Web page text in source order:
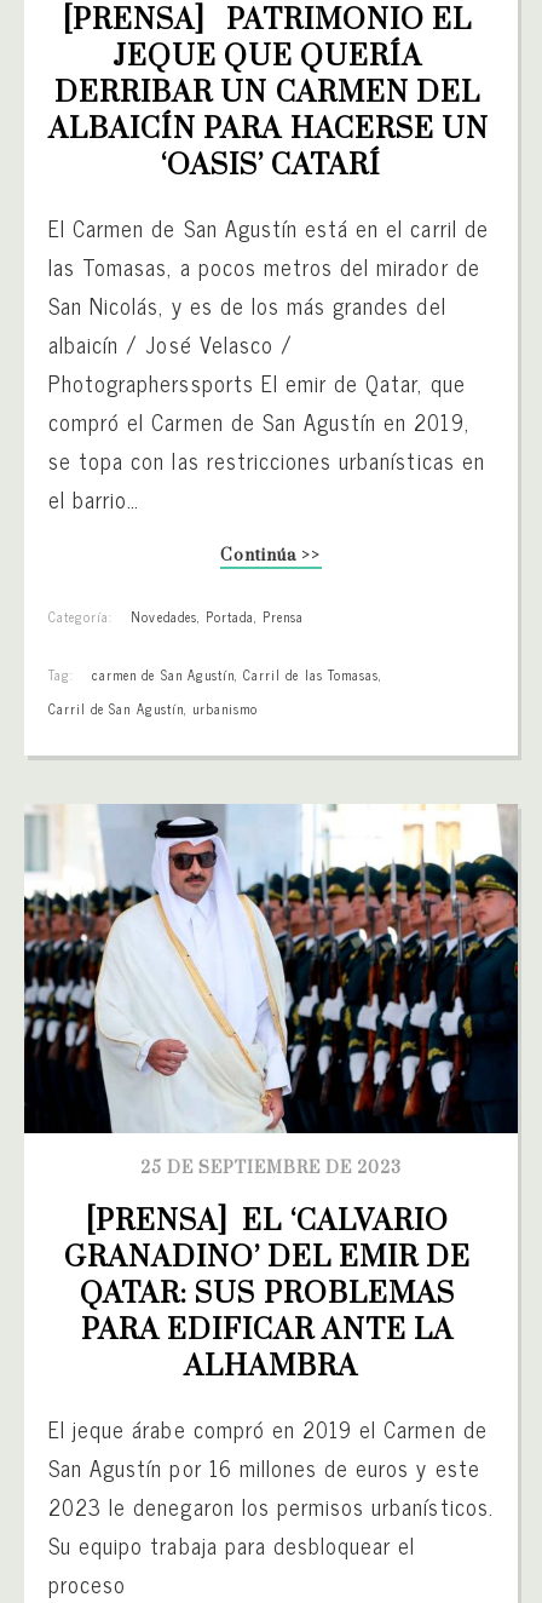
[PRENSA]   PATRIMONIO EL
JEQUE QUE QUERÍA
DERRIBAR UN CARMEN DEL
ALBAICÍN PARA HACERSE UN
‘OASIS’ CATARÍ
El Carmen de San Agustín está en el carril de
las Tomasas, a pocos metros del mirador de
San Nicolás, y es de los más grandes del
albaicín / José Velasco /
Photographerssports El emir de Qatar, que
compró el Carmen de San Agustín en 2019,
se topa con las restricciones urbanísticas en
el barrio…
Continúa >>
Categoría: Novedades, Portada, Prensa
Tag: carmen de San Agustín,Carril de las Tomasas,
Carril de San Agustín, urbanismo
25 DE SEPTIEMBRE DE 2023
[PRENSA]  EL ‘CALVARIO
GRANADINO’ DEL EMIR DE
QATAR: SUS PROBLEMAS
PARA EDIFICAR ANTE LA
ALHAMBRA
El jeque árabe compró en 2019 el Carmen de
San Agustín por 16 millones de euros y este
2023 le denegaron los permisos urbanísticos.
Su equipo trabaja para desbloquear el
proceso